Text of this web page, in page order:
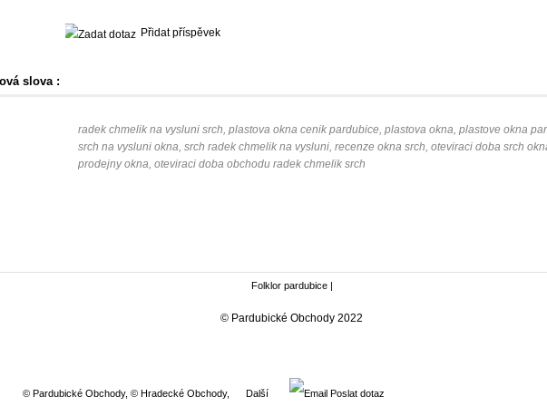
Přidat příspěvek
slova :
radek chmelik na vysluni srch, plastova okna cenik pardubice, plastova okna, plastove okna
srch na vysluni okna, srch radek chmelik na vysluni, recenze okna srch, oteviraci doba srch
prodejny okna, oteviraci doba obchodu radek chmelik srch
Folklor pardubice|
© Pardubické Obchody 2022
© Pardubické Obchody, © Hradecké Obchody, Další Poslat dotaz